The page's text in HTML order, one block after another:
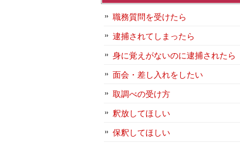
職務質問を受けたら
逮捕されてしまったら
身に覚えがないのに逮捕されたら
面会・差し入れをしたい
取調べの受け方
釈放してほしい
保釈してほしい